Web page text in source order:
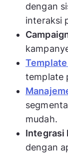
dengan
interaksi
template
mudah.
Integrasi
dengan